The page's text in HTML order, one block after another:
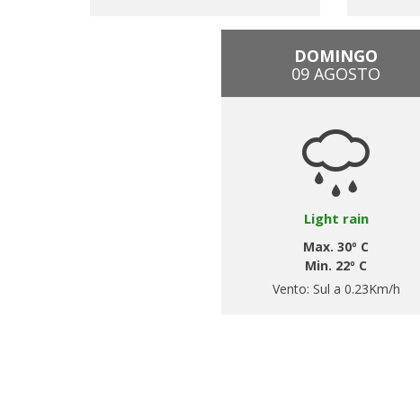
DOMINGO
09 AGOSTO
Light rain
Max. 30º C
Min. 22º C
Vento: Sul a 0.23Km/h